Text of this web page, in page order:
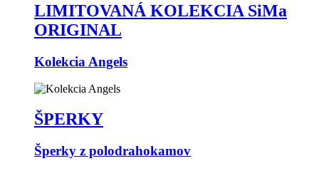
LIMITOVANÁ KOLEKCIA SiMa
ORIGINAL
Kolekcia Angels
ŠPERKY
Šperky z polodrahokamov